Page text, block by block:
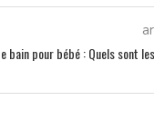
bain pour bébé : Quels sont